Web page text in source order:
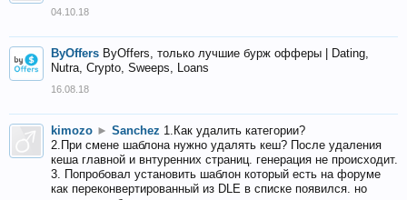
04.10.18
ByOffers ByOffers, только лучшие бурж офферы | Dating,
Nutra, Crypto, Sweeps, Loans
16.08.18
kimozo ► Sanchez 1.Как удалить категории?
2.При смене шаблона нужно удалять кеш? После удаления
кеша главной и внтуренних страниц. генерация не происходит.
3. Попробовал установить шаблон который есть на форуме
как переконвертированный из DLE в списке появился. но